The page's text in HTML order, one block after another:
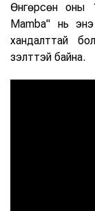
Өнгөрсөн оны
Mamba" нь
хандалттай
үзэлттэй байна.